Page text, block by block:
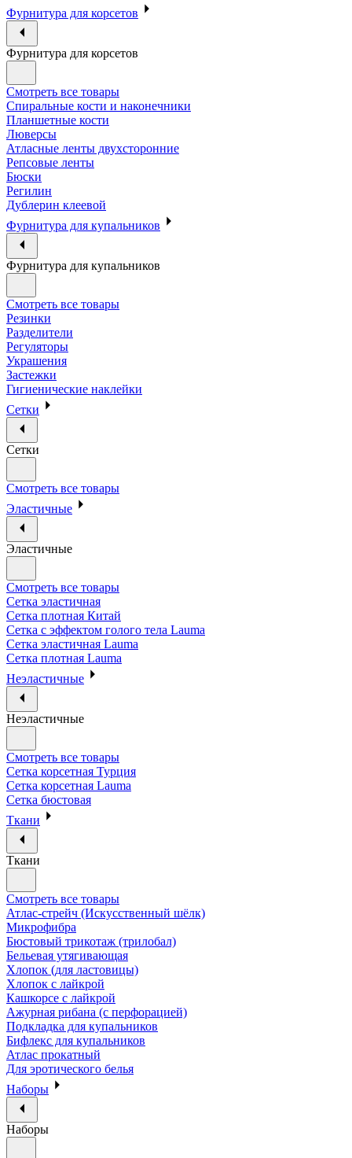
Фурнитура для корсетов
Фурнитура для корсетов
Смотреть все товары
Спиральные кости и наконечники
Планшетные кости
Люверсы
Атласные ленты двухсторонние
Репсовые ленты
Бюски
Регилин
Дублерин клеевой
Фурнитура для купальников
Фурнитура для купальников
Смотреть все товары
Резинки
Разделители
Регуляторы
Украшения
Застежки
Гигиенические наклейки
Сетки
Сетки
Смотреть все товары
Эластичные
Эластичные
Смотреть все товары
Сетка эластичная
Сетка плотная Китай
Сетка с эффектом голого тела Lauma
Сетка эластичная Lauma
Сетка плотная Lauma
Неэластичные
Неэластичные
Смотреть все товары
Сетка корсетная Турция
Сетка корсетная Lauma
Сетка бюстовая
Ткани
Ткани
Смотреть все товары
Атлас-стрейч (Искусственный шёлк)
Микрофибра
Бюстовый трикотаж (трилобал)
Бельевая утягивающая
Хлопок (для ластовицы)
Хлопок с лайкрой
Кашкорсе с лайкрой
Ажурная рибана (с перфорацией)
Подкладка для купальников
Бифлекс для купальников
Атлас прокатный
Для эротического белья
Наборы
Наборы